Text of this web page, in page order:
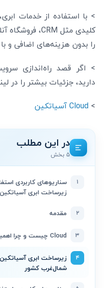
> با استفاده از خدمات
را بدون هزینه‌های اضافی و
> اگر قصد راه‌اندازی
دارید، جزئیات بیشتر را در
> Cloud آسیاتکین
در این مطلب
۵ بخش
۱
زیرساخت ابری
۲ مقدمه
۳ Cloud چیست و چرا اهمیت دارد؟
۴
زیرساخت ابری
شمال‌غرب کشور